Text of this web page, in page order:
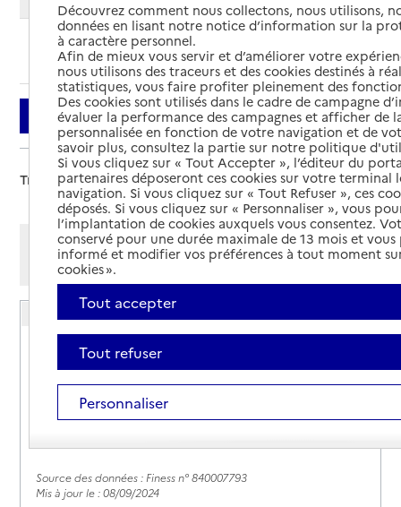
Ajouter cette recherche aux favoris
Filtrer
Trier par :
Afficher les résultats par:
Mode liste
Résidence autonomie Le Ronquet
Adresse
350 rue du Ronquet
84700-Sorgues
04 90 39 22 50
Source des données : Finess n° 840007793
Mis à jour le : 08/09/2024
Découvrez comment nous collectons, nous utilisons,
données en lisant notre notice d’information sur la
à caractère personnel.
Afin de mieux vous servir et d’améliorer votre
nous utilisons des traceurs et des cookies destinés à
statistiques, vous faire profiter pleinement des
Des cookies sont utilisés dans le cadre de campagne
évaluer la performance des campagnes et afficher de
personnalisée en fonction de votre navigation et de
savoir plus, consultez la partie sur notre politique
Si vous cliquez sur « Tout Accepter », l’éditeur du
partenaires déposeront ces cookies sur votre terminal
navigation. Si vous cliquez sur « Tout Refuser », ces
déposés. Si vous cliquez sur « Personnaliser », vous
l’implantation de cookies auxquels vous consentez.
conservé pour une durée maximale de 13 mois et
informé et modifier vos préférences à tout moment
cookies ».
Tout accepter
Tout refuser
Personnaliser